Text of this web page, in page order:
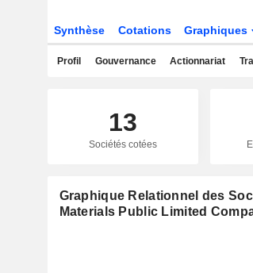
Synthèse Cotations Graphiques
Profil Gouvernance Actionnariat
13
Sociétés cotées
Graphique Relationnel des
Materials Public Limited